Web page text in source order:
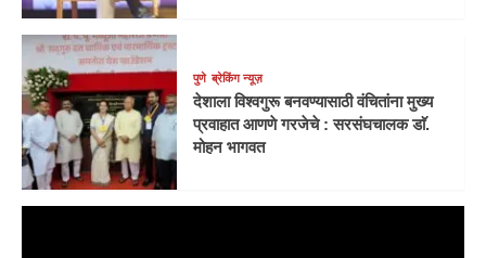
पुणे ब्रेकिंग न्यूज़
देशाला विश्वगुरू बनवण्यासाठी वंचितांना मुख्य
प्रवाहात आणणे गरजेचे : सरसंघचालक डाॅ.
मोहन भागवत